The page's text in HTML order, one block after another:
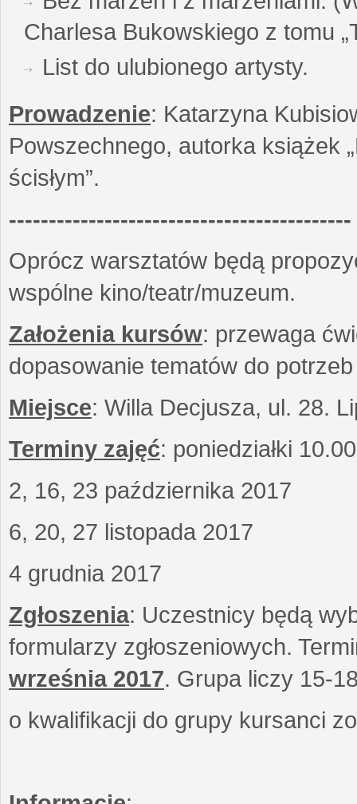
Charlesa Bukowskiego z tomu
List do ulubionego artysty.
Prowadzenie: Katarzyna
Powszechnego, autorka książek
ścisłym”.
-------------------------------------------
Oprócz warsztatów będą
wspólne kino/teatr/muzeum.
Założenia kursów: przewaga
dopasowanie tematów do
Miejsce: Willa Decjusza, ul. 28.
Terminy zajęć: poniedziałki
2, 16, 23 października 2017
6, 20, 27 listopada 2017
4 grudnia 2017
Zgłoszenia: Uczestnicy będą
formularzy zgłoszeniowych.
września 2017. Grupa liczy 15-
o kwalifikacji do grupy kursanci